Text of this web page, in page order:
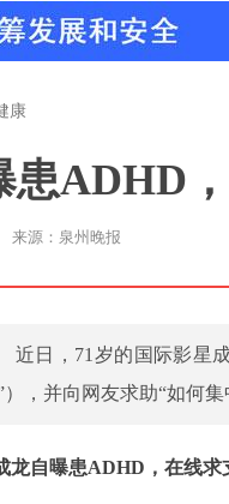
康
患ADHD
来源：泉州晚报
近日，71岁的国际影星
），并向网友求助“如何
龙自曝患ADHD，在线求